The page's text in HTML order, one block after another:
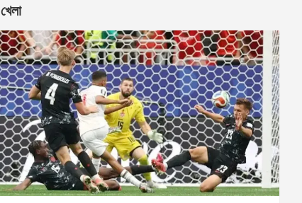
খেলা